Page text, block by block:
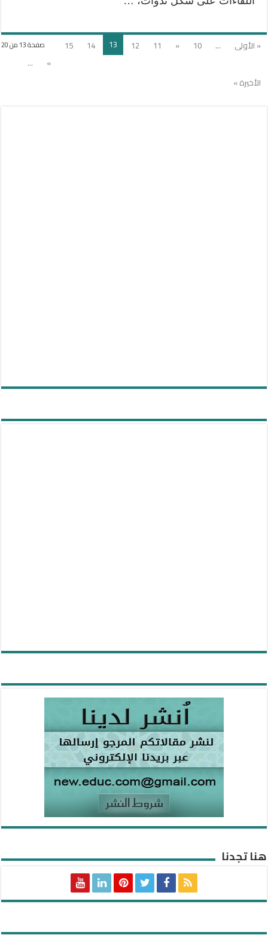
صفحة 13 من 20 « الأولى ...
10
«
11
12
13
14
15
»
...
الأخيرة »
هنا تجدنا